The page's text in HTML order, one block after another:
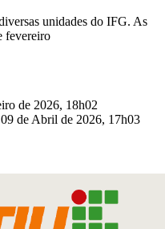
unidades do IFG. As
fevereiro
de 2026, 18h02
de Abril de 2026, 17h03